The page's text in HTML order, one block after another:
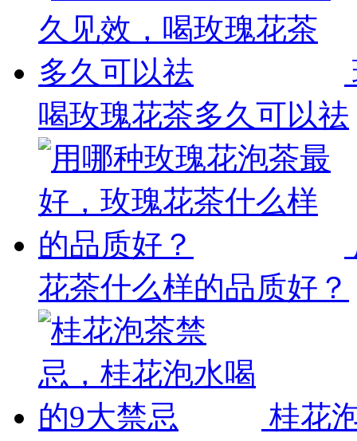
喝玫瑰花茶多久可以祛
花茶什么样的品质好？
桂花